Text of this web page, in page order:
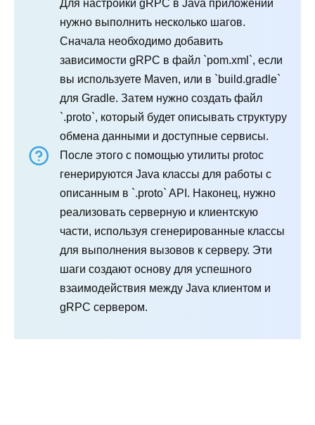
Для настройки gRPC в Java приложении
нужно выполнить несколько шагов.
Сначала необходимо добавить
зависимости gRPC в файл `pom.xml`, если
вы используете Maven, или в `build.gradle`
для Gradle. Затем нужно создать файл
`.proto`, который будет описывать структуру
обмена данными и доступные сервисы.
После этого с помощью утилиты protoc
генерируются Java классы для работы с
описанным в `.proto` API. Наконец, нужно
реализовать серверную и клиентскую
части, используя сгенерированные классы
для выполнения вызовов к серверу. Эти
шаги создают основу для успешного
взаимодействия между Java клиентом и
gRPC сервером.